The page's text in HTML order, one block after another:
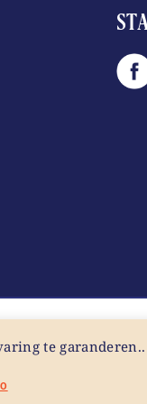
te garanderen..